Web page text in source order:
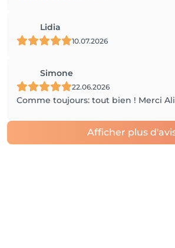
Lidia
10.07.2026
Simone
22.06.2026
Comme toujours: tout bien ! Merci
Afficher plus